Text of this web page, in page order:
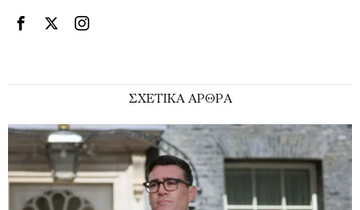
ΣΧΕΤΙΚΑ ΑΡΘΡΑ